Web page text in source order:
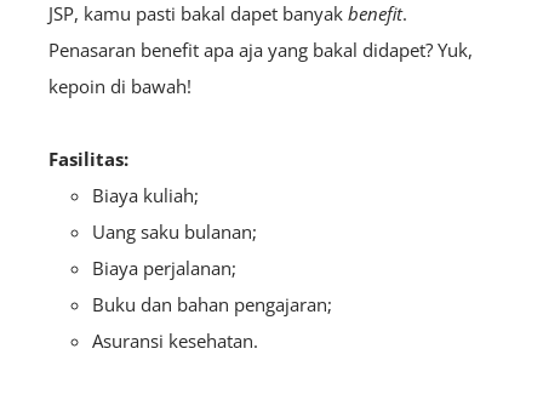
JSP, kamu pasti bakal dapet banyak benefit.
Penasaran benefit apa aja yang bakal didapet? Yuk,
kepoin di bawah!
Fasilitas:
Biaya kuliah;
Uang saku bulanan;
Biaya perjalanan;
Buku dan bahan pengajaran;
Asuransi kesehatan.